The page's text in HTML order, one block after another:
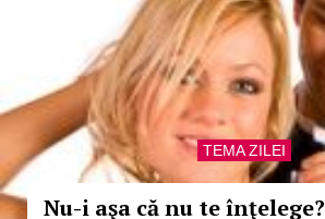
TEMA ZILEI
Nu-i aşa că nu te înţelege?